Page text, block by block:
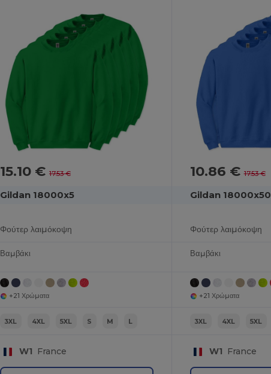
15.10 € 17.53 €
Gildan 18000x5
Φούτερ λαιμόκοψη
Βαμβάκι
+21 Χρώματα
3XL 4XL 5XL S M L
W1 France
10.86 €17.53 €
Gildan 18000x50
Φούτερ λαιμόκοψη
Βαμβάκι
+21 Χρώματα
3XL 4XL 5XL
W1 France